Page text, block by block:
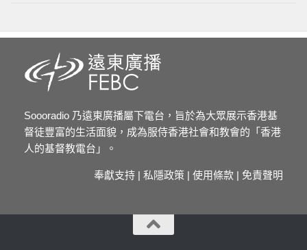
Soooradio 乃遠東廣播屬下電台，旨於為大眾展示香港基
督徒豐富的生活面貌，成為服侍香港社會和教會的「香港
人的基督教電台」。
奉獻支持 | 私隱政策 | 使用條款 | 免責聲明